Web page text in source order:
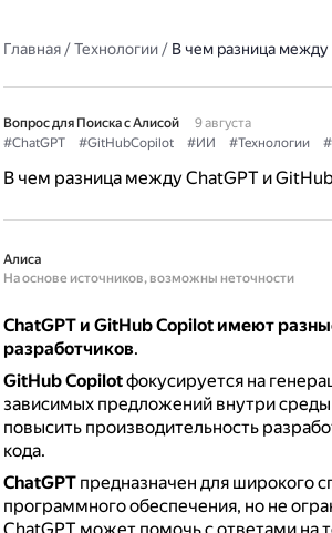
Главная/Технологии/ В чем разница между
Вопрос для Поиска с Алисой
9 августа
#ChatGPT
#GitHubCopilot #ИИ #Технологии
В чем разница между ChatGPT и
Алиса
На основе источников, возможны неточности
ChatGPT и GitHub Copilot имеют
разработчиков.
GitHub Copilotфокусируется на
зависимых предложений внутри среды
повысить производительность
кода.
ChatGPTпредназначен для широкого
программного обеспечения, но не